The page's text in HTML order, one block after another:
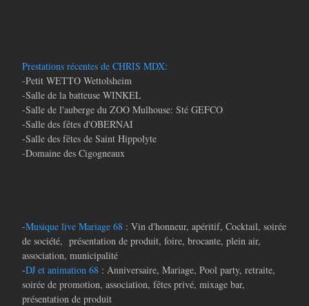
Prestations récentes de CHRIS MDX:
-Petit WETTO Wettolsheim
-Salle de la batteuse WINKEL
-Salle de l'auberge du ZOO Mulhouse: Sté GEFCO
-Salle des fêtes d'OBERNAI
-Salle des fêtes de Saint Hippolyte
-Domaine des Cigogneaux
-Musique live Mariage 68 : Vin d'honneur, apéritif, Cocktail, soirée
de société, présentation de produit, foire, brocante, plein air,
association, municipalité
-DJ et animation 68 : Anniversaire, Mariage, Pool party, retraite,
soirée de promotion, association, fêtes privé, mixage bar,
présentation de produit